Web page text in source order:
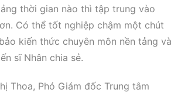
thời gian nào thì tập trung vào
Có thể tốt nghiệp chậm một chút
kiến thức chuyên môn nền tảng và
sĩ Nhân chia sẻ.
Thoa, Phó Giám đốc Trung tâm